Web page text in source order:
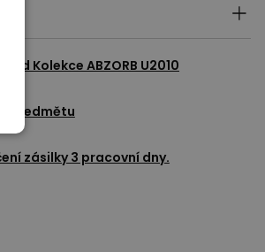
od Kolekce ABZORB U2010
předmětu
zásilky 3 pracovní dny.